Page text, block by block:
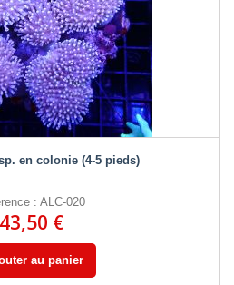
en colonie (4-5 pieds)
: ALC-020
43,50 €
au panier